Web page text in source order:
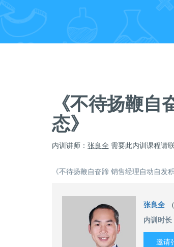
《不待扬鞭
态》
内训讲师： 张良全 需要此内训课程请
《不待扬鞭自奋蹄 销售经理自动自发
张良全
内训时长
邀请